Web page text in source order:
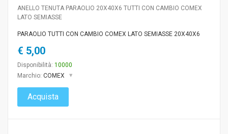
ANELLO TENUTA PARAOLIO 20X40X6 TUTTI CON CAMBIO COMEX
LATO SEMIASSE
PARAOLIO TUTTI CON CAMBIO COMEX LATO SEMIASSE 20X40X6
€ 5,00
Disponibilità: 10000
Marchio: COMEX
Acquista